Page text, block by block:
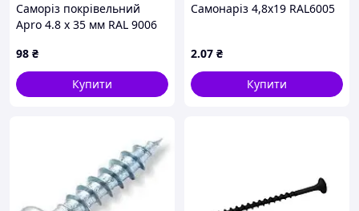
Саморіз покрівельний
Apro 4.8 x 35 мм RAL 9006
98 ₴
Купити
Самонаріз 4,8х19 RAL6005
2.07 ₴
Купити